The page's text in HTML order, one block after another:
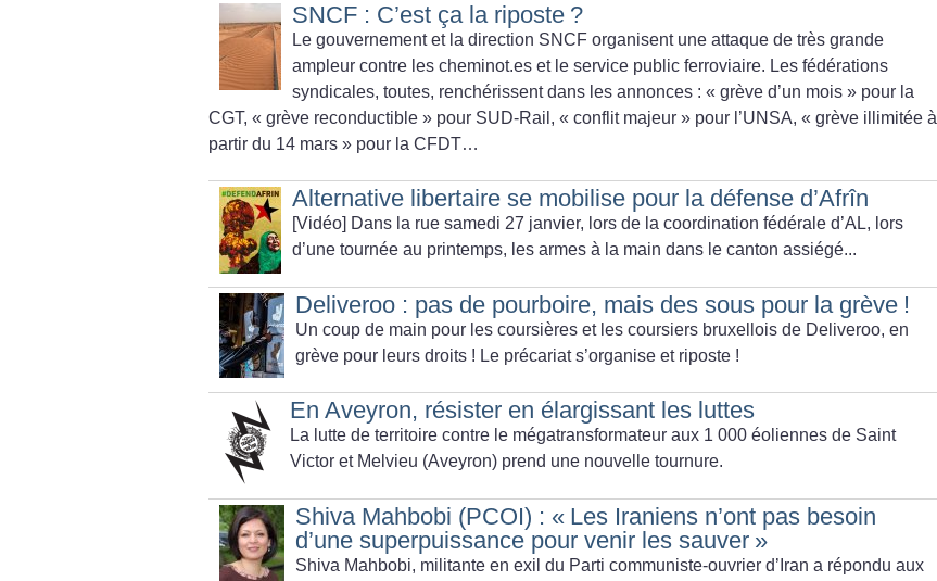
SNCF : C’est ça la riposte ?
Le gouvernement et la direction SNCF organisent une attaque de très grande
ampleur contre les cheminot.es et le service public ferroviaire. Les fédérations
syndicales, toutes, renchérissent dans les annonces : « grève d’un mois » pour la
CGT, « grève reconductible » pour SUD-Rail, « conflit majeur » pour l’UNSA, « grève illimitée à
partir du 14 mars » pour la CFDT…
Alternative libertaire se mobilise pour la défense d’Afrîn
[Vidéo] Dans la rue samedi 27 janvier, lors de la coordination fédérale d’AL, lors
d’une tournée au printemps, les armes à la main dans le canton assiégé...
Deliveroo : pas de pourboire, mais des sous pour la grève !
Un coup de main pour les coursières et les coursiers bruxellois de Deliveroo, en
grève pour leurs droits ! Le précariat s’organise et riposte !
En Aveyron, résister en élargissant les luttes
La lutte de territoire contre le mégatransformateur aux 1 000 éoliennes de Saint
Victor et Melvieu (Aveyron) prend une nouvelle tournure.
Shiva Mahbobi (PCOI) : « Les Iraniens n’ont pas besoin
d’une superpuissance pour venir les sauver »
Shiva Mahbobi, militante en exil du Parti communiste-ouvrier d’Iran a répondu aux